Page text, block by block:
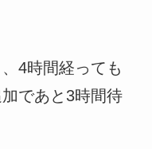
4時間経っても
であと3時間待